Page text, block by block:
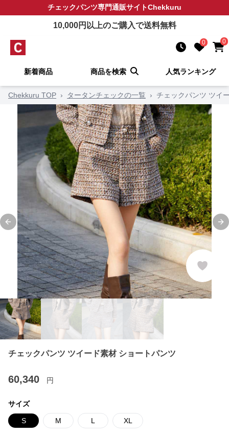
チェックパンツ専門通販サイトChekkuru
10,000円以上のご購入で送料無料
0 0
新着商品 商品を検索 人気ランキング
Chekkuru TOP › タータンチェックの一覧 › チェックパンツ ツイ
Previous slide
チェックパンツ ツイード素材 ショートパンツ
60,340 円
サイズ
S M L XL